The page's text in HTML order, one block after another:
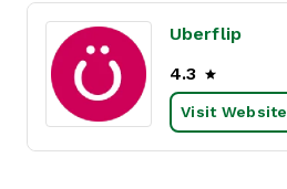
Uberflip
4.3
Visit Website